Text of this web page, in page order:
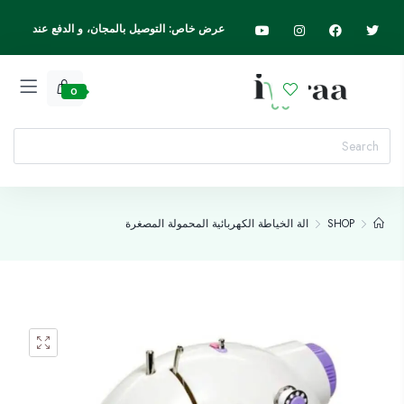
عرض خاص: التوصيل بالمجان، و الدفع عند
الاستلام، اسرع واطلب الآن
0
SHOP الة الخياطة الكهربائية المحمولة المصغرة
Add to wishlist